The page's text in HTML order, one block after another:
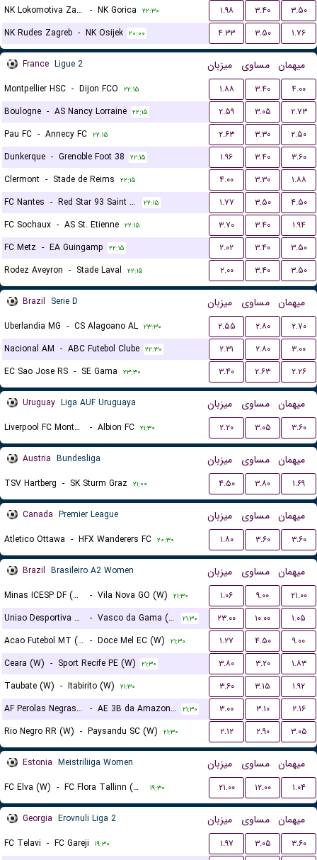
NK Lokomotiva Zagreb - NK Gorica ۲۲:۳۰ ۱.۹۸ ۳.۴۰
۳.۵۰
NK Rudes Zagreb - NK Osijek ۲۰:۰۰ ۴.۳۳ ۳.۵۰ ۱.۷۶
France Ligue 2 میزبان مساوی میهمان
Montpellier HSC - Dijon FCO ۲۲:۱۵ ۱.۸۸ ۳.۴۰
۴.۰۰
Boulogne - AS Nancy Lorraine ۲۲:۱۵ ۲.۵۹ ۳.۰۵
۲.۷۳
Pau FC - Annecy FC ۲۲:۱۵ ۲.۶۳ ۳.۳۰
۲.۵۰
Dunkerque - Grenoble Foot 38 ۲۲:۱۵ ۱.۹۶ ۳.۴۰
۳.۶۰
Clermont - Stade de Reims ۲۲:۱۵ ۴.۰۰ ۳.۳۰
۱.۸۸
FC Nantes - Red Star 93 Saint Ouen ۲۲:۱۵ ۱.۷۷ ۳.۵۰
۴.۵۰
FC Sochaux - AS St. Etienne ۲۲:۱۵ ۳.۷۰ ۳.۴۰
۱.۹۴
FC Metz - EA Guingamp ۲۲:۱۵ ۲.۰۲ ۳.۴۰
۳.۵۰
Rodez Aveyron - Stade Laval ۲۲:۱۵ ۲.۰۰ ۳.۴۰ ۳.۵۰
Brazil Serie D میزبان مساوی میهمان
Uberlandia MG - CS Alagoano AL ۲۳:۳۰ ۲.۵۵ ۲.۸۰
۲.۷۰
Nacional AM - ABC Futebol Clube ۲۲:۳۰ ۲.۳۱ ۲.۸۰
۳.۰۰
EC Sao Jose RS - SE Gama ۲۳:۳۰ ۳.۴۰ ۲.۶۳ ۲.۲۶
Uruguay Liga AUF Uruguaya میزبان مساوی میهمان
Liverpool FC Montevideo - Albion FC ۲۱:۳۰ ۲.۲۰ ۳.۰۵ ۳.۶۰
Austria Bundesliga میزبان مساوی میهمان
TSV Hartberg - SK Sturm Graz ۲۱:۰۰ ۴.۵۰ ۳.۸۰ ۱.۶۹
Canada Premier League میزبان مساوی میهمان
Atletico Ottawa - HFX Wanderers FC ۲۰:۳۰ ۱.۸۰ ۳.۶۰ ۳.۶۰
Brazil Brasileiro A2 Women میزبان مساوی میهمان
Minas ICESP DF (W) - Vila Nova GO (W) ۲۱:۳۰ ۱.۰۶ ۹.۰۰
۲۱.۰۰
Uniao Desportiva Alagoana (UDA) (W)
- Vasco da Gama (W) ۲۱:۳۰ ۲۳.۰۰ ۱۰.۰۰
۱.۰۵
Acao Futebol MT (W) - Doce Mel EC (W) ۲۱:۳۰ ۱.۲۷ ۴.۵۰
۹.۰۰
Ceara (W) - Sport Recife PE (W) ۲۱:۳۰ ۳.۸۰ ۳.۲۰
۱.۸۳
Taubate (W) - Itabirito (W) ۲۱:۳۰ ۳.۶۰ ۳.۱۵
۱.۹۲
AF Perolas Negras (W)
- AE 3B da Amazonia AM (W) ۲۱:۳۰ ۳.۰۰ ۳.۱۰
۲.۱۶
Rio Negro RR (W) - Paysandu SC (W) ۲۱:۳۰ ۲.۱۲ ۲.۹۰ ۳.۰۵
Estonia Meistriliiga Women میزبان مساوی میهمان
FC Elva (W) - FC Flora Tallinn (W) ۱۹:۳۰ ۲۱.۰۰ ۱۲.۰۰ ۱.۰۴
Georgia Erovnuli Liga 2 میزبان مساوی میهمان
FC Telavi - FC Gareji ۱۹:۳۰ ۱.۹۷ ۳.۰۵
۳.۶۰